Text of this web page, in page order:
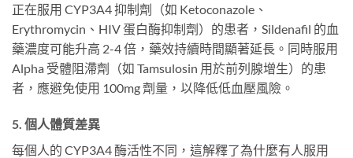
正在服用 CYP3A4 抑制劑（如 Ketoconazole、
Erythromycin、HIV 蛋白酶抑制劑）的患者，Sildenafil 的血
藥濃度可能升高 2-4 倍，藥效持續時間顯著延長。同時服用
Alpha 受體阻滯劑（如 Tamsulosin 用於前列腺增生）的患
者，應避免使用 100mg 劑量，以降低低血壓風險。
5. 個人體質差異
每個人的 CYP3A4 酶活性不同，這解釋了為什麼有人服用